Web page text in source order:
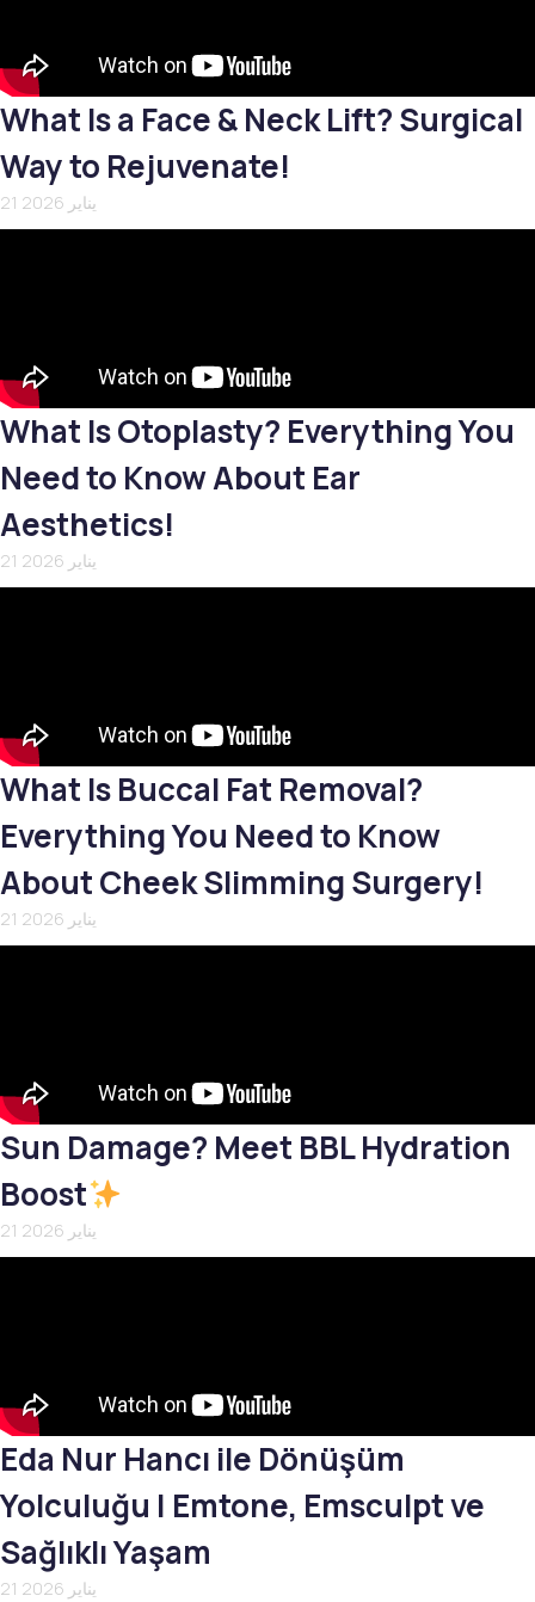
What Is a Face & Neck Lift? Surgical
Way to Rejuvenate!
21 يناير 2026
What Is Otoplasty? Everything You
Need to Know About Ear
Aesthetics!
21 يناير 2026
What Is Buccal Fat Removal?
Everything You Need to Know
About Cheek Slimming Surgery!
21 يناير 2026
Sun Damage? Meet BBL Hydration
Boost
21 يناير 2026
Eda Nur Hancı ile Dönüşüm
Yolculuğu | Emtone, Emsculpt ve
Sağlıklı Yaşam
21 يناير 2026